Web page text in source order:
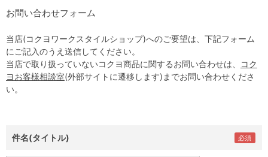
お問い合わせフォーム
当店(コクヨワークスタイルショップ)へのご要望は、下記フォーム
にご記入のうえ送信してください。
当店で取り扱っていないコクヨ商品に関するお問い合わせは、
コク
ヨお客様相談室(外部サイトに遷移します)までお問い合わせくださ
い。
件名(タイトル)